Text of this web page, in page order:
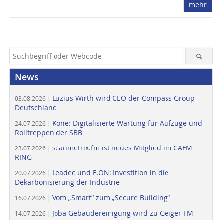
mehr
News
03.08.2026 | Luzius Wirth wird CEO der Compass Group
Deutschland
24.07.2026 | Kone: Digitalisierte Wartung für Aufzüge und
Rolltreppen der SBB
23.07.2026 | scanmetrix.fm ist neues Mitglied im CAFM
RING
20.07.2026 | Leadec und E.ON: Investition in die
Dekarbonisierung der Industrie
16.07.2026 | Vom „Smart“ zum „Secure Building“
14.07.2026 | Joba Gebäudereinigung wird zu Geiger FM